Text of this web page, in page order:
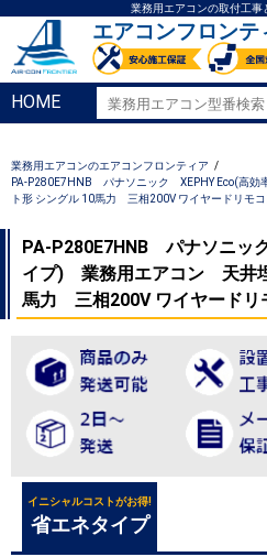
業務用エアコンの取付工事
エアコンフロンテ
HOME
業務用エアコンのエアコンフロンティア
PA-P280E7HNB パナソニック XEPHY Eco(高
ト形 シングル 10馬力 三相200V ワイヤードリモコ
PA-P280E7HNB パナソニッ
イプ) 業務用エアコン 天井
馬力 三相200V ワイヤード
イニシャルコストがお得!
省エネタイプ